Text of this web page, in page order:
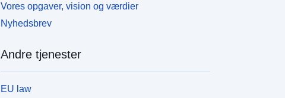
Vores opgaver, vision og værdier
Nyhedsbrev
Andre tjenester
EU law